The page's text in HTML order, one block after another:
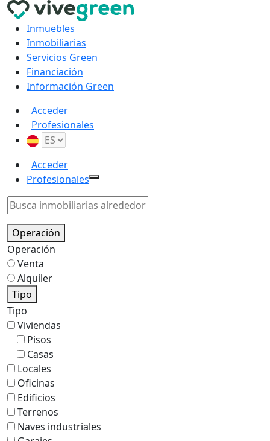
Inmuebles
Inmobiliarias
Servicios Green
Financiación
Información Green
Acceder
Profesionales
Acceder
Profesionales
Operación
Operación
Venta
Alquiler
Tipo
Tipo
Viviendas
Pisos
Casas
Locales
Oficinas
Edificios
Terrenos
Naves industriales